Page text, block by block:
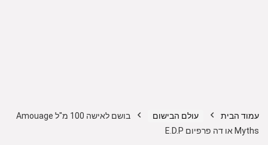
עמוד הבית עולם הבישום
בושם לאישה 100 מ"ל Amouage
Myths או דה פרפיום E.D.P